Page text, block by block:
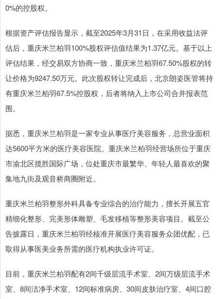
0%的控股权。
根据资产评估报告显示，截至2025年3月31日，在采用收益法评
估后，重庆米兰柏羽100%股权评估值结果为1.37亿元。基于以上
评估结果，经交易双方协商一致，重庆米兰柏羽67.50%股权的转
让价格为9247.50万元。此次股权转让完成后，北京朗姿医管将持
有重庆米兰柏羽67.5%控股权，后者将纳入上市公司合并报表范
围。
据悉，重庆米兰柏羽是一家专业从事医疗美容服务，总营业面积
达5600平方米的医疗美容医院。重庆米兰柏羽经营场所位于重庆
市渝北区揽胜国际广场，位处重庆市最繁华、年轻人最喜欢的聚
集地九街及观音桥商圈附近。
重庆米兰柏羽整形外科具备专业综合的治疗能力，擅长开展五官
精细化整形、完美形体雕塑、毛发移植等整形美容项目。截至公
告披露日，重庆米兰柏羽经核准开展医疗美容服务众团优配，已
取得从事医美业务所需的医疗机构执业许可证。
目前，重庆米兰柏羽配有2间千级层流手术室、2间万级层流手术
室、8间洁净手术室、12间标准病房、30间皮肤治疗室、4间口腔